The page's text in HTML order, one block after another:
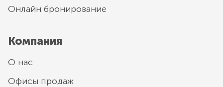
Онлайн бронирование
Компания
О нас
Офисы продаж